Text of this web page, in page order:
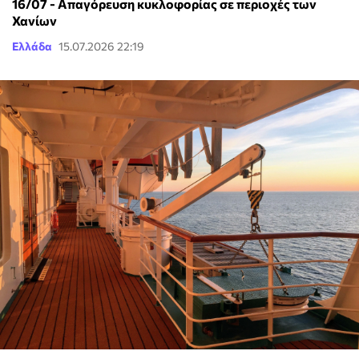
16/07 - Απαγόρευση κυκλοφορίας σε περιοχές των
Χανίων
Ελλάδα 15.07.2026 22:19